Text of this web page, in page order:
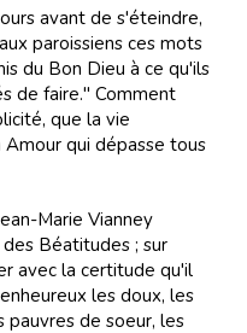
avant de s'éteindre,
paroissiens ces mots
du Bon Dieu à ce qu'ils
de faire." Comment
que la vie
qui dépasse tous
Marie Vianney
Béatitudes ; sur
avec la certitude qu'il
les doux, les
pauvres de soeur, les